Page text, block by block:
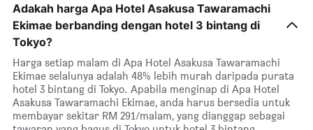
Adakah harga Apa Hotel Asakusa Tawaramachi
Ekimae berbanding dengan hotel 3 bintang di
Tokyo?
Harga setiap malam di Apa Hotel Asakusa Tawaramachi
Ekimae selalunya adalah 48% lebih murah daripada purata
hotel 3 bintang di Tokyo. Apabila menginap di Apa Hotel
Asakusa Tawaramachi Ekimae, anda harus bersedia untuk
membayar sekitar RM 291/malam, yang dianggap sebagai